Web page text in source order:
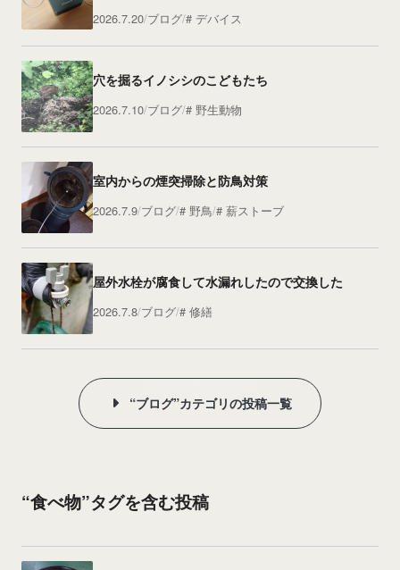
2026.7.20 ブログ デバイス
穴を掘るイノシシのこどもたち
2026.7.10 ブログ 野生動物
室内からの煙突掃除と防鳥対策
2026.7.9 ブログ 野鳥 薪ストーブ
屋外水栓が腐食して水漏れしたので交換した
2026.7.8 ブログ 修繕
“ブログ”カテゴリの投稿一覧
“食べ物”タグを含む投稿